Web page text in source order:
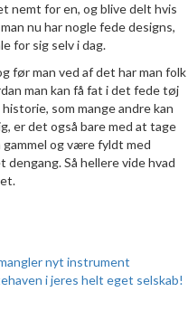
nemt for en, og blive delt hvis
nu har nogle fede designs,
for sig selv i dag.
før man ved af det har man folk
man kan få fat i det fede tøj
som mange andre kan
er det også bare med at tage
og være fyldt med
Så hellere vide hvad
nyt instrument
i jeres helt eget selskab!